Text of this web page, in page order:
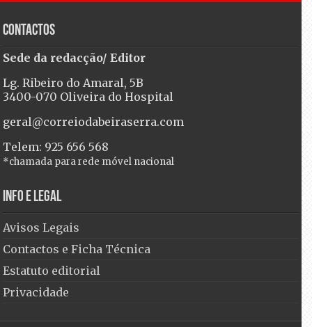
Contactos
Sede da redacção/ Editor
Lg. Ribeiro do Amaral, 5B
3400-070 Oliveira do Hospital
geral@correiodabeiraserra.com
Telem: 925 656 568
*chamada para rede móvel nacional
Info e Legal
Avisos Legais
Contactos e Ficha Técnica
Estatuto editorial
Privacidade